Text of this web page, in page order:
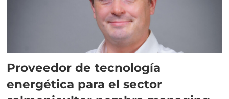
Proveedor de tecnología
energética para el sector